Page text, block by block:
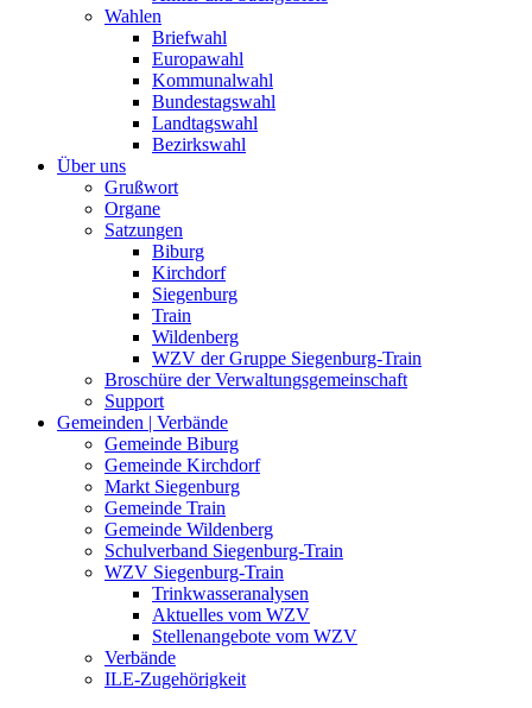
Wahlen
Briefwahl
Europawahl
Kommunalwahl
Bundestagswahl
Landtagswahl
Bezirkswahl
Über uns
Grußwort
Organe
Satzungen
Biburg
Kirchdorf
Siegenburg
Train
Wildenberg
WZV der Gruppe Siegenburg-Train
Broschüre der Verwaltungsgemeinschaft
Support
Gemeinden | Verbände
Gemeinde Biburg
Gemeinde Kirchdorf
Markt Siegenburg
Gemeinde Train
Gemeinde Wildenberg
Schulverband Siegenburg-Train
WZV Siegenburg-Train
Trinkwasseranalysen
Aktuelles vom WZV
Stellenangebote vom WZV
Verbände
ILE-Zugehörigkeit